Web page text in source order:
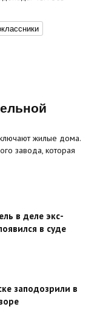
жилые дома.
завода, которая
в деле экс-
в суде
заподозрили в